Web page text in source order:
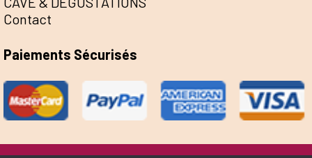
Contact
Paiements Sécurisés